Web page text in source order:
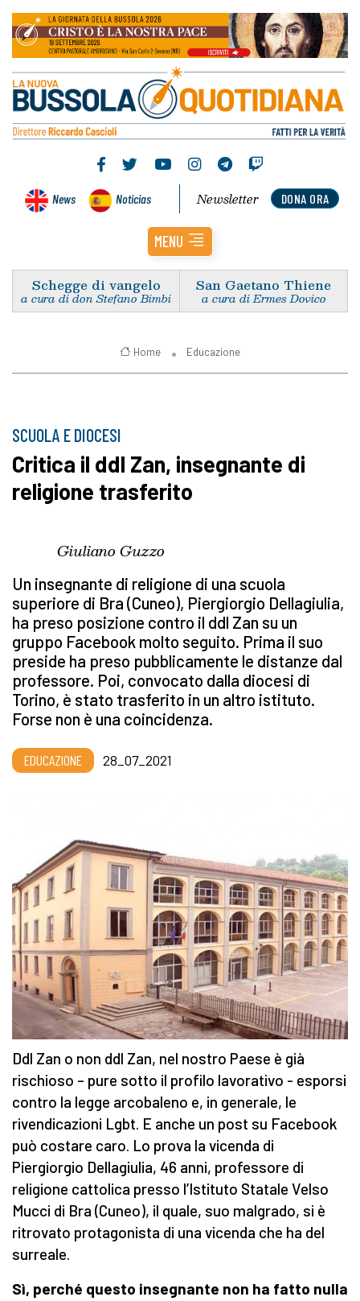
News Noticias DONA ORA
Newsletter
MENU
Schegge di vangelo
a cura di don Stefano Bimbi
San Gaetano Thiene
a cura di Ermes Dovico
Home Educazione
SCUOLA E DIOCESI
Critica il ddl Zan, insegnante di
religione trasferito
Giuliano Guzzo
Un insegnante di religione di una scuola
superiore di Bra (Cuneo), Piergiorgio Dellagiulia,
ha preso posizione contro il ddl Zan su un
gruppo Facebook molto seguito. Prima il suo
preside ha preso pubblicamente le distanze dal
professore. Poi, convocato dalla diocesi di
Torino, è stato trasferito in un altro istituto.
Forse non è una coincidenza.
EDUCAZIONE 28_07_2021
Ddl Zan o non ddl Zan, nel nostro Paese è già
rischioso – pure sotto il profilo lavorativo - esporsi
contro la legge arcobaleno e, in generale, le
rivendicazioni Lgbt. E anche un post su Facebook
può costare caro. Lo prova la vicenda di
Piergiorgio Dellagiulia, 46 anni, professore di
religione cattolica presso l’Istituto Statale Velso
Mucci di Bra (Cuneo), il quale, suo malgrado, si è
ritrovato protagonista di una vicenda che ha del
surreale.
Sì, perché questo insegnante non ha fatto nulla